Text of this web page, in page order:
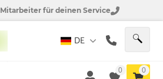
für deinen Service
DE
0 0